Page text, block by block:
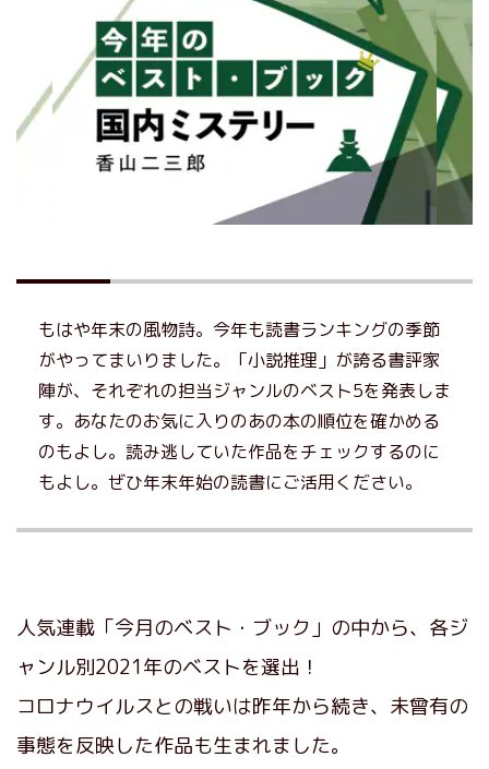
もはや年末の風物詩。今年も読書ランキングの季節
がやってまいりました。「小説推理」が誇る書評家
陣が、それぞれの担当ジャンルのベスト5を発表しま
す。あなたのお気に入りのあの本の順位を確かめる
のもよし。読み逃していた作品をチェックするのに
もよし。ぜひ年末年始の読書にご活用ください。
人気連載「今月のベスト・ブック」の中から、各ジ
ャンル別2021年のベストを選出！
コロナウイルスとの戦いは昨年から続き、未曾有の
事態を反映した作品も生まれました。